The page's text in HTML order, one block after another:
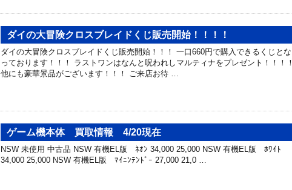
ダイの大冒険クロスブレイドくじ販売開始！！！！
ダイの大冒険クロスブレイドくじ販売開始！！！ 一口660円で購入できるくじとな
っております！！！ ラストワンはなんと呪われしマルティナをプレゼント！！！！
他にも豪華景品がございます！！！ ご来店お待 …
ゲーム機本体 買取情報 4/20現在
NSW 未使用 中古品 NSW 有機EL版 ﾈｵﾝ 34,000 25,000 NSW 有機EL版 ﾎﾜｲﾄ
34,000 25,000 NSW 有機EL版 ﾏｲﾆﾝﾃﾝﾄﾞｰ 27,000 21,0 …